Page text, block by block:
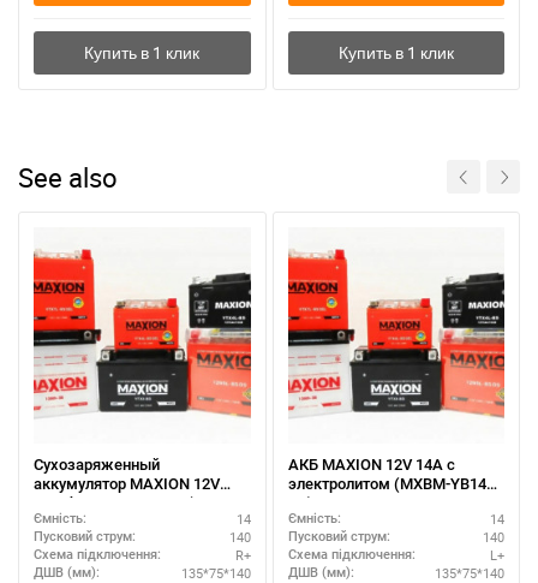
See also
Сухозаряженный
аккумулятор MAXION 12V
14A без электролита (MXBM-
YB14L-A1)
Ємність: 14
Пусковий струм: 140
Схема підключення: R+
ДШВ (мм): 135*75*140
АКБ MAXION 12V 14A с
электролитом (MXBM-YB14L-
A2)
Ємність: 14
Пусковий струм: 140
Схема підключення: L+
ДШВ (мм): 135*75*140